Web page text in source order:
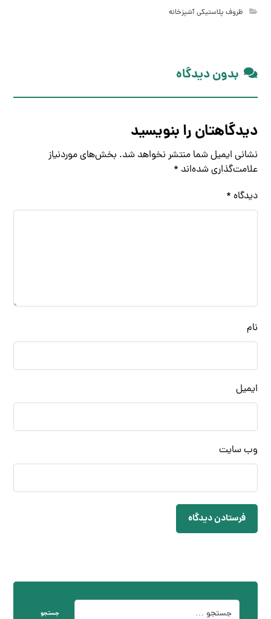
ظروف پلاستیکی آشپزخانه
بدون دیدگاه
دیدگاهتان را بنویسید
نشانی ایمیل شما منتشر نخواهد شد. بخش‌های موردنیاز
علامت‌گذاری شده‌اند *
دیدگاه *
نام
ایمیل
وب‌ سایت
فرستادن دیدگاه
جستجو